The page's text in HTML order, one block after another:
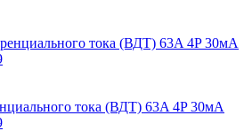
тока (ВДТ) 63A 4P 30мА